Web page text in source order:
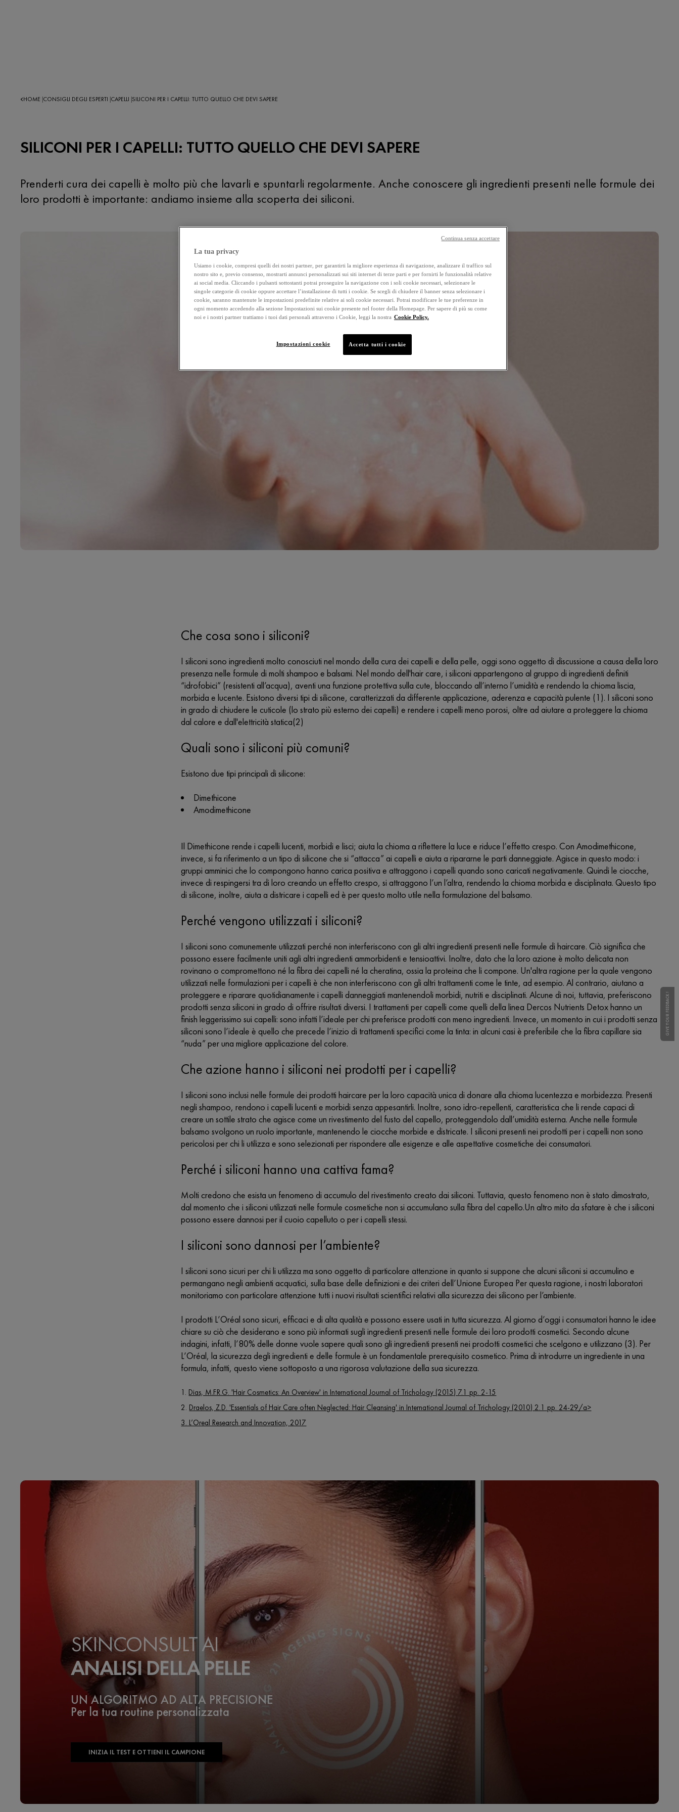
HOME CONSIGLI DEGLI ESPERTI CAPELLI SILICONI PER I CAPELLI: TUTTO QUELLO CHE DEVI SAPERE
SILICONI PER I CAPELLI: TUTTO QUELLO CHE DEVI SAPERE
Prenderti cura dei capelli è molto più che lavarli e spuntarli regolarmente. Anche conoscere gli ingredienti presenti nelle formule dei
loro prodotti è importante: andiamo insieme alla scoperta dei siliconi.
Che cosa sono i siliconi?
I siliconi sono ingredienti molto conosciuti nel mondo della cura dei capelli e della pelle, oggi sono oggetto di discussione a causa della loro
presenza nelle formule di molti shampoo e balsami. Nel mondo dell'hair care, i siliconi appartengono al gruppo di ingredienti definiti
“idrofobici” (resistenti all’acqua), aventi una funzione protettiva sulla cute, bloccando all’interno l’umidità e rendendo la chioma liscia,
morbida e lucente. Esistono diversi tipi di silicone, caratterizzati da differente applicazione, aderenza e capacità pulente (1). I siliconi sono
in grado di chiudere le cuticole (lo strato più esterno dei capelli) e rendere i capelli meno porosi, oltre ad aiutare a proteggere la chioma
dal calore e dall'elettricità statica(2)
Quali sono i siliconi più comuni?
Esistono due tipi principali di silicone:
Dimethicone
Amodimethicone
Il Dimethicone rende i capelli lucenti, morbidi e lisci; aiuta la chioma a riflettere la luce e riduce l’effetto crespo. Con Amodimethicone,
invece, si fa riferimento a un tipo di silicone che si “attacca” ai capelli e aiuta a ripararne le parti danneggiate. Agisce in questo modo: i
gruppi amminici che lo compongono hanno carica positiva e attraggono i capelli quando sono caricati negativamente. Quindi le ciocche,
invece di respingersi tra di loro creando un effetto crespo, si attraggono l’un l’altra, rendendo la chioma morbida e disciplinata. Questo tipo
di silicone, inoltre, aiuta a districare i capelli ed è per questo molto utile nella formulazione del balsamo.
Perché vengono utilizzati i siliconi?
I siliconi sono comunemente utilizzati perché non interferiscono con gli altri ingredienti presenti nelle formule di haircare. Ciò significa che
possono essere facilmente uniti agli altri ingredienti ammorbidenti e tensioattivi. Inoltre, dato che la loro azione è molto delicata non
rovinano o compromettono né la fibra dei capelli né la cheratina, ossia la proteina che li compone. Un'altra ragione per la quale vengono
utilizzati nelle formulazioni per i capelli è che non interferiscono con gli altri trattamenti come le tinte, ad esempio. Al contrario, aiutano a
proteggere e riparare quotidianamente i capelli danneggiati mantenendoli morbidi, nutriti e disciplinati. Alcune di noi, tuttavia, preferiscono
prodotti senza siliconi in grado di offrire risultati diversi. I trattamenti per capelli come quelli della linea Dercos Nutrients Detox hanno un
finish leggerissimo sui capelli: sono infatti l’ideale per chi preferisce prodotti con meno ingredienti. Invece, un momento in cui i prodotti senza
siliconi sono l’ideale è quello che precede l’inizio di trattamenti specifici come la tinta: in alcuni casi è preferibile che la fibra capillare sia
“nuda” per una migliore applicazione del colore.
Che azione hanno i siliconi nei prodotti per i capelli?
I siliconi sono inclusi nelle formule dei prodotti haircare per la loro capacità unica di donare alla chioma lucentezza e morbidezza. Presenti
negli shampoo, rendono i capelli lucenti e morbidi senza appesantirli. Inoltre, sono idro-repellenti, caratteristica che li rende capaci di
creare un sottile strato che agisce come un rivestimento del fusto del capello, proteggendolo dall’umidità esterna. Anche nelle formule
balsamo svolgono un ruolo importante, mantenendo le ciocche morbide e districate. I siliconi presenti nei prodotti per i capelli non sono
pericolosi per chi li utilizza e sono selezionati per rispondere alle esigenze e alle aspettative cosmetiche dei consumatori.
Perché i siliconi hanno una cattiva fama?
Molti credono che esista un fenomeno di accumulo del rivestimento creato dai siliconi. Tuttavia, questo fenomeno non è stato dimostrato,
dal momento che i siliconi utilizzati nelle formule cosmetiche non si accumulano sulla fibra del capello.Un altro mito da sfatare è che i siliconi
possono essere dannosi per il cuoio capelluto o per i capelli stessi.
I siliconi sono dannosi per l’ambiente?
I siliconi sono sicuri per chi li utilizza ma sono oggetto di particolare attenzione in quanto si suppone che alcuni siliconi si accumulino e
permangano negli ambienti acquatici, sulla base delle definizioni e dei criteri dell’Unione Europea Per questa ragione, i nostri laboratori
monitoriamo con particolare attenzione tutti i nuovi risultati scientifici relativi alla sicurezza dei silicono per l’ambiente.
I prodotti L’Oréal sono sicuri, efficaci e di alta qualità e possono essere usati in tutta sicurezza. Al giorno d’oggi i consumatori hanno le idee
chiare su ciò che desiderano e sono più informati sugli ingredienti presenti nelle formule dei loro prodotti cosmetici. Secondo alcune
indagini, infatti, l’80% delle donne vuole sapere quali sono gli ingredienti presenti nei prodotti cosmetici che scelgono e utilizzano (3). Per
L’Oréal, la sicurezza degli ingredienti e delle formule è un fondamentale prerequisito cosmetico. Prima di introdurre un ingrediente in una
formula, infatti, questo viene sottoposto a una rigorosa valutazione della sua sicurezza.
1. Dias, M.F.R.G. 'Hair Cosmetics: An Overview' in International Journal of Trichology (2015) 7.1 pp. 2-15
2. Draelos, Z.D. 'Essentials of Hair Care often Neglected: Hair Cleansing' in International Journal of Trichology (2010) 2.1 pp. 24-29/a>
3. L’Oreal Research and Innovation, 2017
SKINCONSULT AI
ANALISI DELLA PELLE
UN ALGORITMO AD ALTA PRECISIONE
Per la tua routine personalizzata
INIZIA IL TEST E OTTIENI IL CAMPIONE
GIVE YOUR FEEDBACK !
La tua privacy
Usiamo i cookie, compresi quelli dei nostri partner, per garantirti la migliore esperienza di navigazione, analizzare il traffico sul
nostro sito e, previo consenso, mostrarti annunci personalizzati sui siti internet di terze parti e per fornirti le funzionalità relative
ai social media. Cliccando i pulsanti sottostanti potrai proseguire la navigazione con i soli cookie necessari, selezionare le
singole categorie di cookie oppure accettare l’installazione di tutti i cookie. Se scegli di chiudere il banner senza selezionare i
cookie, saranno mantenute le impostazioni predefinite relative ai soli cookie necessari. Potrai modificare le tue preferenze in
ogni momento accedendo alla sezione Impostazioni sui cookie presente nel footer della Homepage. Per sapere di più su come
noi e i nostri partner trattiamo i tuoi dati personali attraverso i Cookie, leggi la nostra Cookie Policy.
Impostazioni cookie Accetta tutti i cookie
Continua senza accettare